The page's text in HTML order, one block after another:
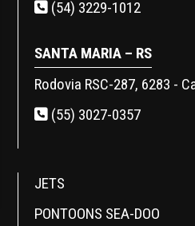
(54) 3229-1012
SANTA MARIA – RS
Rodovia RSC-287, 6283 -
(55) 3027-0357
JETS
PONTOONS SEA-DOO